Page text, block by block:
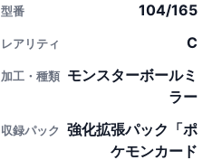
型番 104/165
レアリティ C
加工・種類 モンスターボールミ
ラー
収録パック
強化拡張パック「ポ
ケモンカード